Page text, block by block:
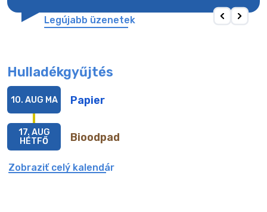
Legújabb üzenetek
Hulladékgyűjtés
Papier
10. AUG MA
Bioodpad
17. AUG
HÉTFŐ
Zobraziť celý kalendár